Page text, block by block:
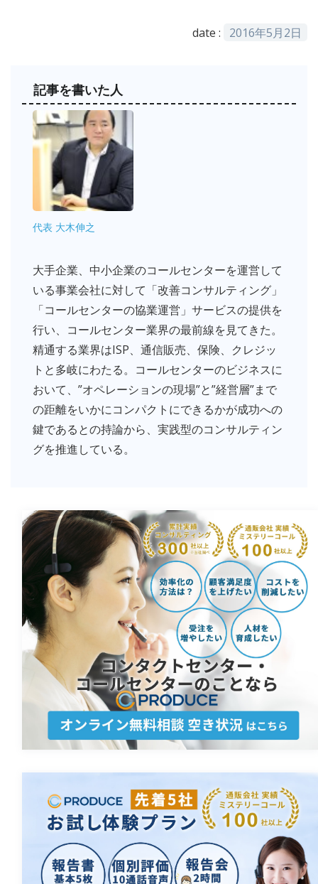
date : 2016年5月2日
記事を書いた人
代表 大木伸之
大手企業、中小企業のコールセンターを運営して
いる事業会社に対して「改善コンサルティング」
「コールセンターの協業運営」サービスの提供を
行い、コールセンター業界の最前線を見てきた。
精通する業界はISP、通信販売、保険、クレジッ
トと多岐にわたる。コールセンターのビジネスに
おいて、”オペレーションの現場”と”経営層”まで
の距離をいかにコンパクトにできるかが成功への
鍵であるとの持論から、実践型のコンサルティン
グを推進している。